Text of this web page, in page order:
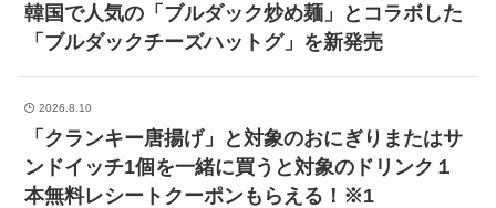
韓国で人気の「ブルダック炒め麺」とコラボした
「ブルダックチーズハットグ」を新発売
2026.8.10
「クランキー唐揚げ」と対象のおにぎりまたはサ
ンドイッチ1個を一緒に買うと対象のドリンク１
本無料レシートクーポンもらえる！※1